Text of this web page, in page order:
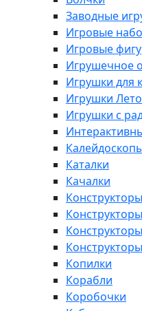
Заводные
Игровые
Игровые
Игрушечное
Игрушки для
Игрушки Лето
Игрушки с
Каталки
Качалки
Конструкторы
Копилки
Корабли
Коробочки